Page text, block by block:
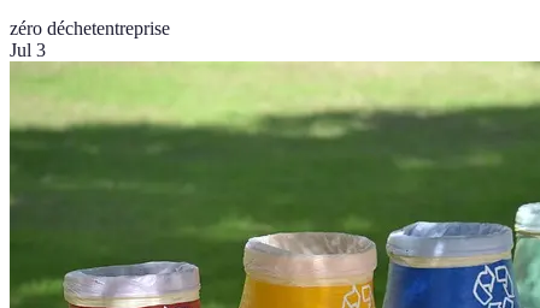
zéro déchetentreprise
Jul 3